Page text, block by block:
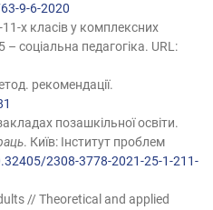
9-6-2020
х класів у комплексних
соціальна педагогіка. URL:
рекомендації.
позашкільної освіти.
. Київ: Інститут проблем
2308-3778-2021-25-1-211-
// Theoretical and applied